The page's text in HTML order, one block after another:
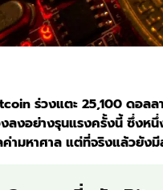
ร่วงแตะ 25,100 ดอลล
ลงอย่างรุนแรงครั้งนี้ ซึ่งหนึ่
ามหาศาล แต่ที่จริงแล้วยัง